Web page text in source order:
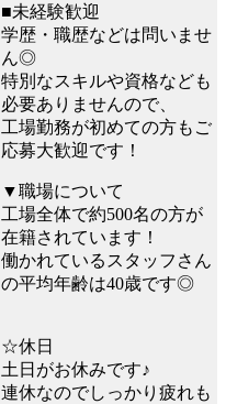
■未経験歓迎
学歴・職歴などは問いませ
ん◎
特別なスキルや資格なども
必要ありませんので、
工場勤務が初めての方もご
応募大歓迎です！
▼職場について
工場全体で約500名の方が
在籍されています！
働かれているスタッフさん
の平均年齢は40歳です◎
☆休日
土日がお休みです♪
連休なのでしっかり疲れも